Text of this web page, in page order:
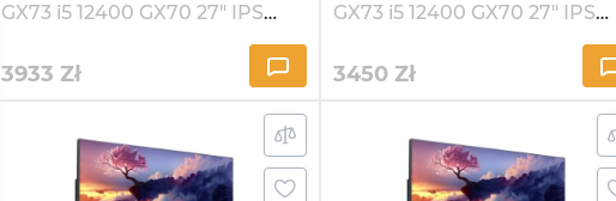
GX73 i5 12400 GX70 27" IPS
3933 Zł
GX73 i5 12400 GX70 27" IPS
3450 Zł